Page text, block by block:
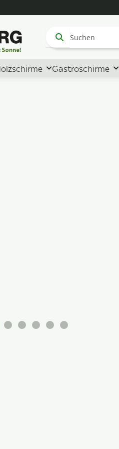
Gastroschirme